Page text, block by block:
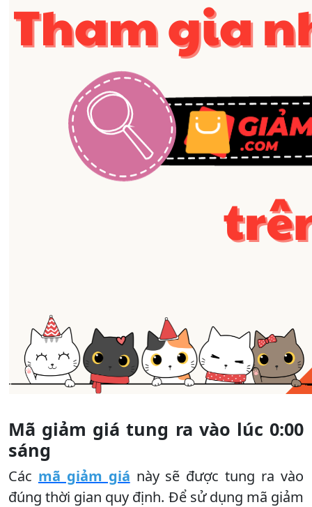
Mã giảm giá tung ra vào lúc 0:00
sáng
Các mã giảm giá này sẽ được tung ra vào
đúng thời gian quy định. Để sử dụng mã giảm